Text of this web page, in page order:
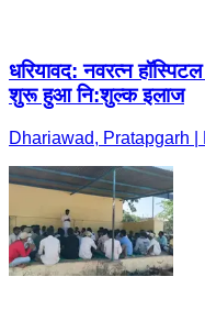
धरियावद: नवरत्न
शुरू हुआ नि:शुल्क इलाज
Dhariawad, Pratapgarh |